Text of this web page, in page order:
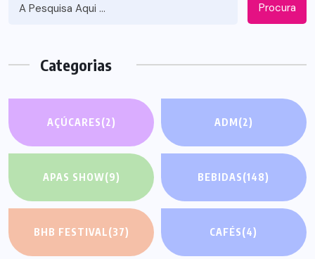
Procura
Categorias
AÇÚCARES(2) ADM(2)
APAS SHOW(9) BEBIDAS(148)
BHB FESTIVAL(37) CAFÉS(4)